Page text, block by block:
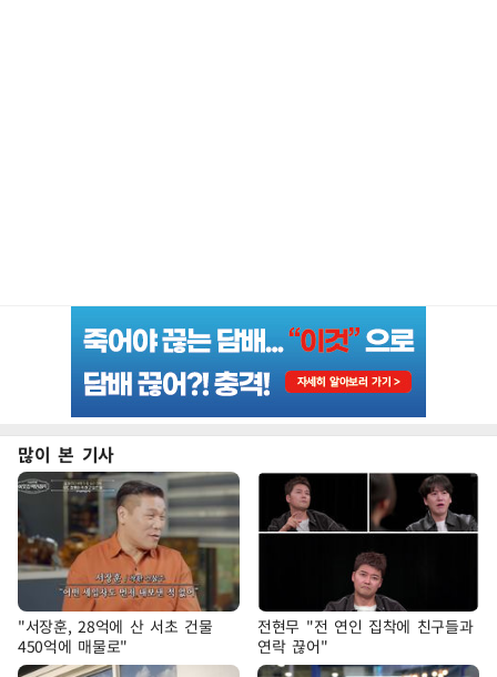
많이 본 기사
"서장훈, 28억에 산 서초 건물
450억에 매물로"
전현무 "전 연인 집착에 친구들과
연락 끊어"